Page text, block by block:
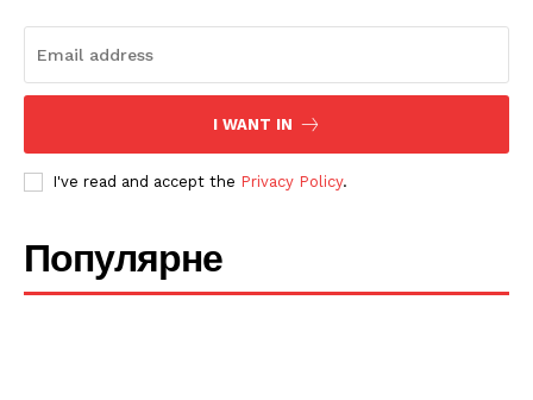
Company
Про нас
I WANT IN
I've read and accept the Privacy Policy.
Популярне